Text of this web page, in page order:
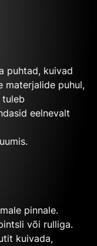
puhtad, kuivad
materjalide puhul,
eelnevalt
pinnale.
või rulliga.
kuivada,